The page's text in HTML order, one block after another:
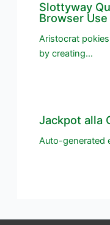
Slottyway
Browser
Aristocrat
by creating…
Jackpot alla
Auto-generated